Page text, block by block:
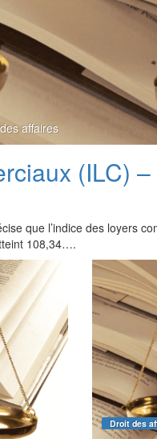
affaires
(ILC)
que l’indice des loyers
108,34….
Droit des